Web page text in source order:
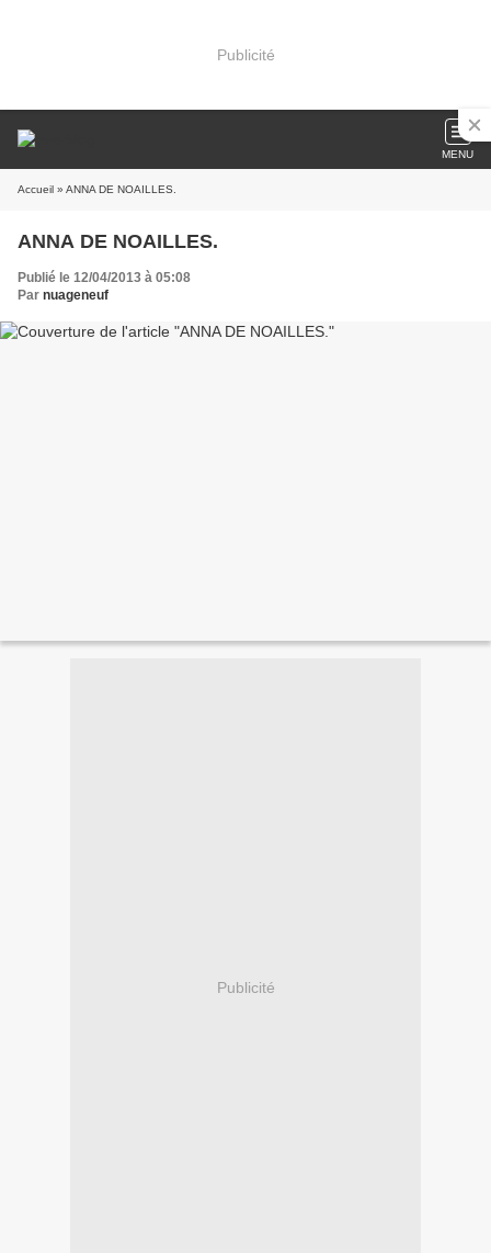
Publicité
MENU
Accueil » ANNA DE NOAILLES.
ANNA DE NOAILLES.
Publié le 12/04/2013 à 05:08
Par nuageneuf
Publicité